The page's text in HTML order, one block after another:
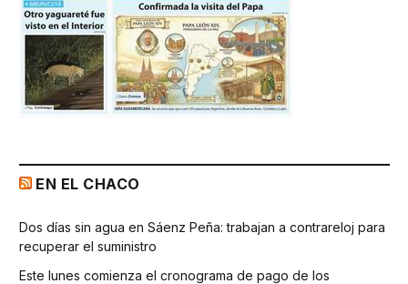
EN EL CHACO
Dos días sin agua en Sáenz Peña: trabajan a contrareloj para
recuperar el suministro
Este lunes comienza el cronograma de pago de los